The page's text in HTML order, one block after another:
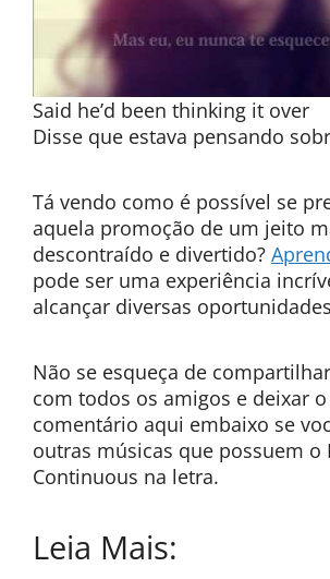
Said he’d been thinking it over
Disse que estava pensando
Tá vendo como é possível se
aquela promoção de um jeito
descontraído e divertido?
pode ser uma experiência
alcançar diversas
Não se esqueça de
com todos os amigos e deixar o
comentário aqui embaixo se
outras músicas que possuem o
Continuous na letra.
Leia Mais: